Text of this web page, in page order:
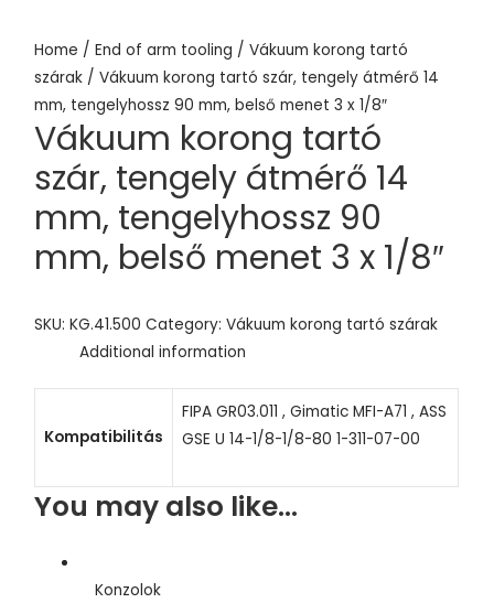
Home /End of arm tooling /Vákuum korong tartó
szárak / Vákuum korong tartó szár, tengely átmérő 14
mm, tengelyhossz 90 mm, belső menet 3 x 1/8″
Vákuum korong tartó
szár, tengely átmérő 14
mm, tengelyhossz 90
mm, belső menet 3 x 1/8″
SKU:KG.41.500 Category:Vákuum korong tartó szárak
Additional information
Kompatibilitás
FIPA GR03.011 , Gimatic MFI-A71 , ASS
GSE U 14-1/8-1/8-80 1-311-07-00
You may also like…
Konzolok